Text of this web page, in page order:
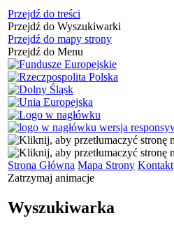
Przejdź do treści
Przejdź do Wyszukiwarki
Przejdź do mapy strony
Przejdź do Menu
Strona Główna Mapa Strony Kontakt
Zatrzymaj animacje
Wyszukiwarka